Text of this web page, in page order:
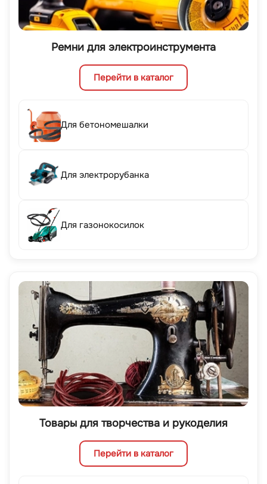
Ремни для электроинструмента
Перейти в каталог
Для бетономешалки
Для электрорубанка
Для газонокосилок
Товары для творчества и рукоделия
Перейти в каталог